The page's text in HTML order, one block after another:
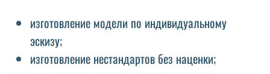
изготовление модели по индивидуальному
эскизу;
изготовление нестандартов без наценки;